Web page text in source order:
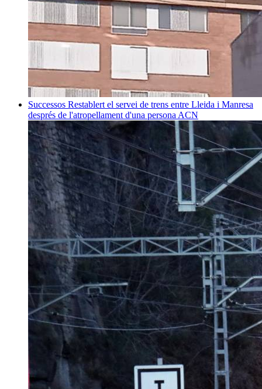
Successos Restablert el servei de trens entre Lleida i Manresa
després de l'atropellament d'una persona ACN